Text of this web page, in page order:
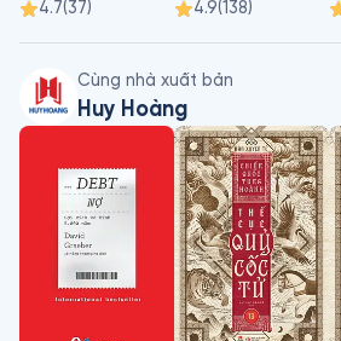
4.7(37)
4.9(138)
Cùng nhà xuất bản
Huy Hoàng